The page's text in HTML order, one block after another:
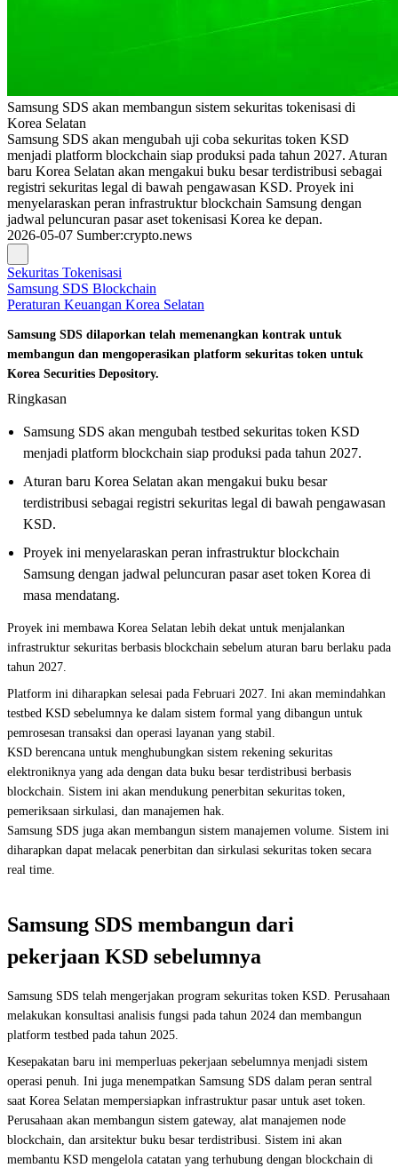
Samsung SDS akan membangun sistem sekuritas tokenisasi di
Korea Selatan
Samsung SDS akan mengubah uji coba sekuritas token KSD
menjadi platform blockchain siap produksi pada tahun 2027. Aturan
baru Korea Selatan akan mengakui buku besar terdistribusi sebagai
registri sekuritas legal di bawah pengawasan KSD. Proyek ini
menyelaraskan peran infrastruktur blockchain Samsung dengan
jadwal peluncuran pasar aset tokenisasi Korea ke depan.
2026-05-07 Sumber:crypto.news
Sekuritas Tokenisasi
Samsung SDS Blockchain
Peraturan Keuangan Korea Selatan
Samsung SDS dilaporkan telah memenangkan kontrak untuk
membangun dan mengoperasikan platform sekuritas token untuk
Korea Securities Depository.
Ringkasan
Samsung SDS akan mengubah testbed sekuritas token KSD
menjadi platform blockchain siap produksi pada tahun 2027.
Aturan baru Korea Selatan akan mengakui buku besar
terdistribusi sebagai registri sekuritas legal di bawah pengawasan
KSD.
Proyek ini menyelaraskan peran infrastruktur blockchain
Samsung dengan jadwal peluncuran pasar aset token Korea di
masa mendatang.
Proyek ini membawa Korea Selatan lebih dekat untuk menjalankan
infrastruktur sekuritas berbasis blockchain sebelum aturan baru berlaku pada
tahun 2027.
Platform ini diharapkan selesai pada Februari 2027. Ini akan memindahkan
testbed KSD sebelumnya ke dalam sistem formal yang dibangun untuk
pemrosesan transaksi dan operasi layanan yang stabil.
KSD berencana untuk menghubungkan sistem rekening sekuritas
elektroniknya yang ada dengan data buku besar terdistribusi berbasis
blockchain. Sistem ini akan mendukung penerbitan sekuritas token,
pemeriksaan sirkulasi, dan manajemen hak.
Samsung SDS juga akan membangun sistem manajemen volume. Sistem ini
diharapkan dapat melacak penerbitan dan sirkulasi sekuritas token secara
real time.
Samsung SDS membangun dari
pekerjaan KSD sebelumnya
Samsung SDS telah mengerjakan program sekuritas token KSD. Perusahaan
melakukan konsultasi analisis fungsi pada tahun 2024 dan membangun
platform testbed pada tahun 2025.
Kesepakatan baru ini memperluas pekerjaan sebelumnya menjadi sistem
operasi penuh. Ini juga menempatkan Samsung SDS dalam peran sentral
saat Korea Selatan mempersiapkan infrastruktur pasar untuk aset token.
Perusahaan akan membangun sistem gateway, alat manajemen node
blockchain, dan arsitektur buku besar terdistribusi. Sistem ini akan
membantu KSD mengelola catatan yang terhubung dengan blockchain di